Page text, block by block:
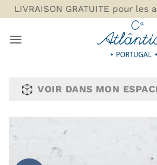
Passer
au
contenu
LIVRAISON GRATUITE pour
VOIR DANS MON